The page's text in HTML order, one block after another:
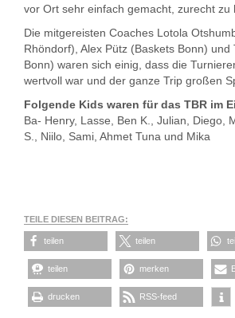
vor Ort sehr einfach gemacht, zurecht zu
Die mitgereisten Coaches Lotola
Rhöndorf), Alex Pütz (Baskets Bonn) und
Bonn) waren sich einig, dass die
wertvoll war und der ganze Trip großen
Folgende Kids waren für das TBR im
Ba- Henry, Lasse, Ben K., Julian, Diego,
S., Niilo, Sami, Ahmet Tuna und Mika
TEILE DIESEN BEITRAG:
teilen teilen
teilen merken
drucken RSS-feed